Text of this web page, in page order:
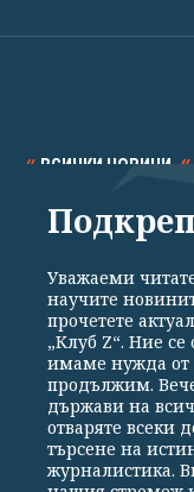
ВСИЧКИ НОВИНИ
СПОРТ
Общи условия
Реклама
Уважаеми
научите
прочетете
„Клуб Z“. Ние
имаме нужда от
продължим.
държави на
отваряте всеки
търсене на
журналистика.